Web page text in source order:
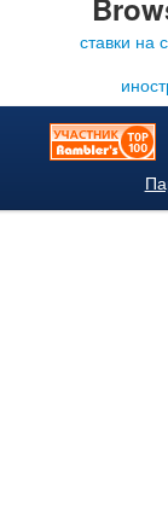
ставки на